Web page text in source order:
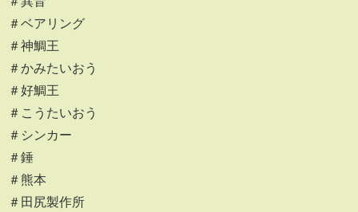
＃ベアリング
＃神鯛王
＃かみたいおう
＃好鯛王
＃こうたいおう
＃シンカー
＃錘
＃熊本
＃田尻製作所